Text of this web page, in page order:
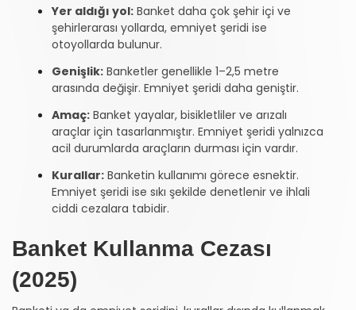
Yer aldığı yol: Banket daha çok şehir içi ve
şehirlerarası yollarda, emniyet şeridi ise
otoyollarda bulunur.
Genişlik: Banketler genellikle 1–2,5 metre
arasında değişir. Emniyet şeridi daha geniştir.
Amaç: Banket yayalar, bisikletliler ve arızalı
araçlar için tasarlanmıştır. Emniyet şeridi yalnızca
acil durumlarda araçların durması için vardır.
Kurallar: Banketin kullanımı görece esnektir.
Emniyet şeridi ise sıkı şekilde denetlenir ve ihlali
ciddi cezalara tabidir.
Banket Kullanma Cezası
(2025)